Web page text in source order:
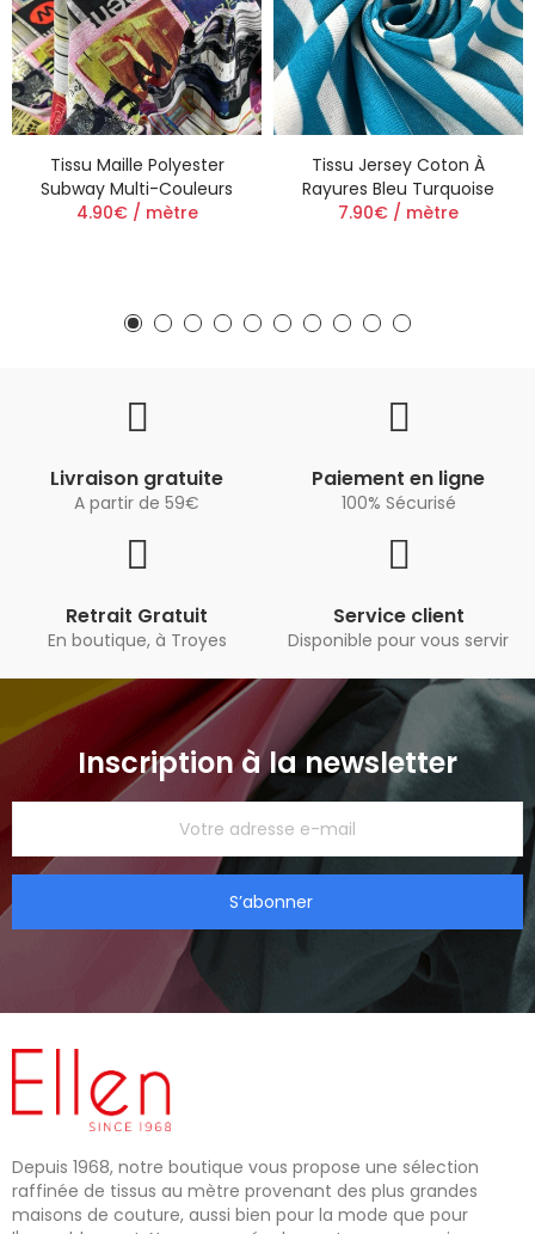
Tissu Maille Polyester
Subway Multi-Couleurs
4.90€ / mètre
Tissu Jersey Coton À
Rayures Bleu Turquoise
7.90€ / mètre
Livraison gratuite
A partir de 59€
Paiement en ligne
100% Sécurisé
Retrait Gratuit
En boutique, à Troyes
Service client
Disponible pour vous servir
Inscription à la newsletter
S’abonner
Depuis 1968, notre boutique vous propose une sélection
raffinée de tissus au mètre provenant des plus grandes
maisons de couture, aussi bien pour la mode que pour